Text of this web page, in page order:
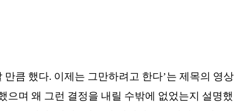
큼 했다. 이제는 그만하려고 한다’는 제목의 영상
으며 왜 그런 결정을 내릴 수밖에 없었는지 설명했